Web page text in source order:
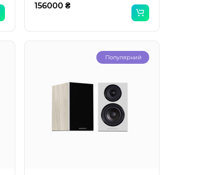
156000 ₴
Популярний